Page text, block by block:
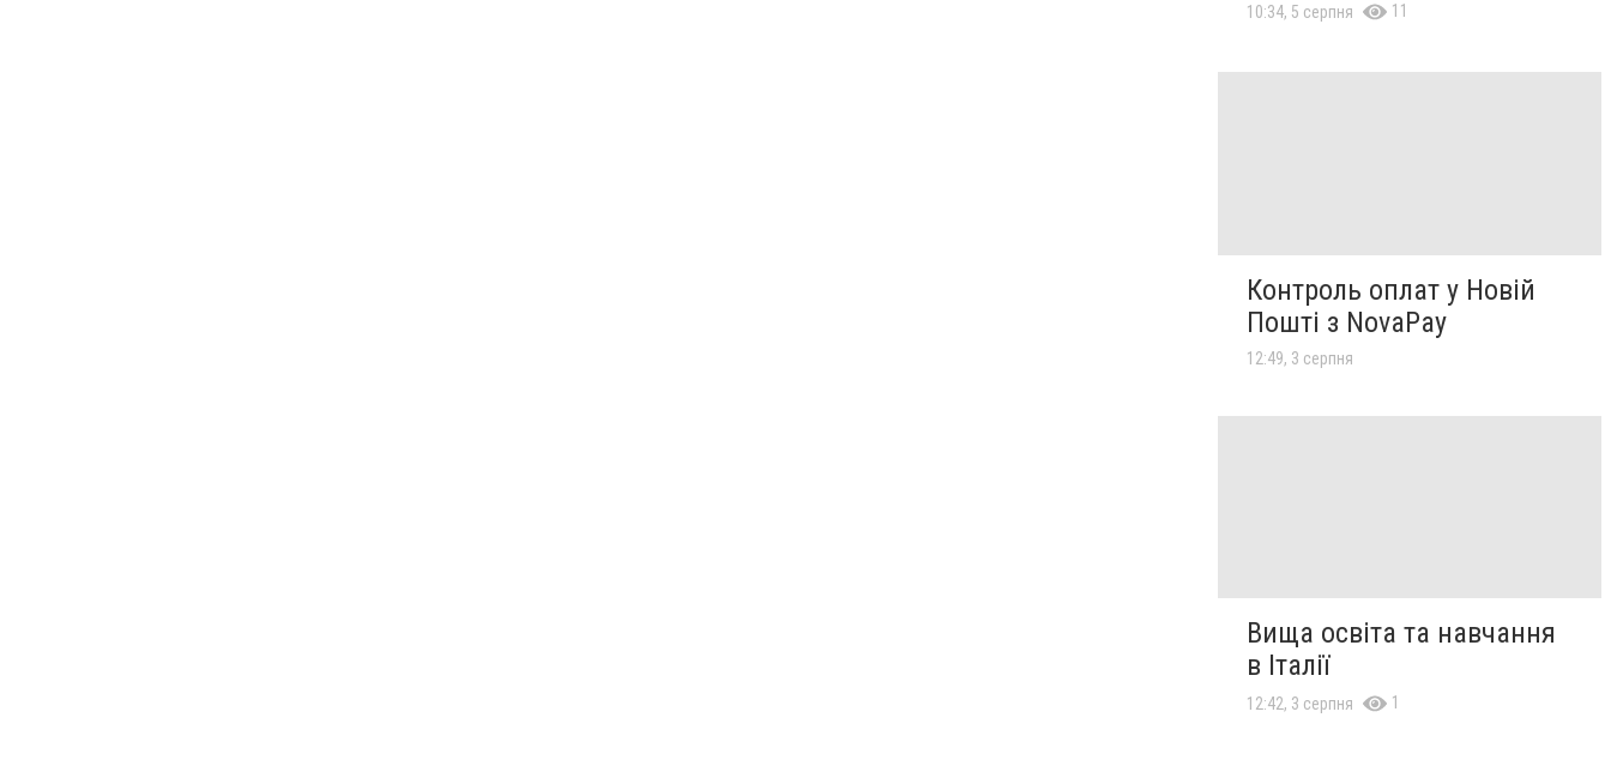
10:34, 5 серпня 11
Контроль оплат у Новій
Пошті з NovaPay
12:49, 3 серпня
Вища освіта та навчання
в Італії
12:42, 3 серпня 1